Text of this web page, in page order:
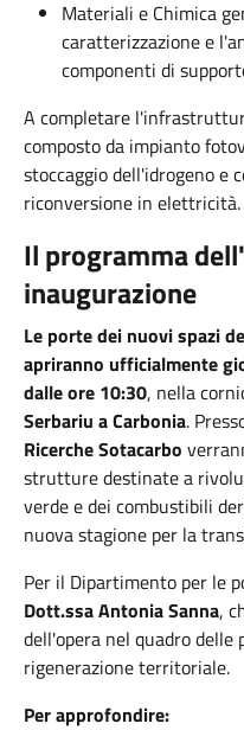
Materiali e Chimica
caratterizzazione e
componenti di
A completare
composto da impianto
stoccaggio dell'idrogeno e
riconversione in elettricità.
Il programma
inaugurazione
Le porte dei nuovi spazi
apriranno ufficialmente
dalle ore 10:30, nella
Serbariu a Carbonia.
Ricerche Sotacarbo
strutture destinate a
verde e dei combustibili
nuova stagione per la
Per il Dipartimento per le
Dott.ssa Antonia Sanna,
dell'opera nel quadro delle
rigenerazione territoriale.
Per approfondire: